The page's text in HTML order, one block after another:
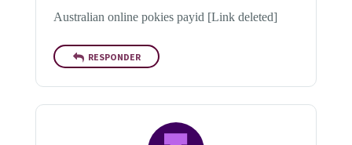
Australian online pokies payid [Link deleted]
RESPONDER